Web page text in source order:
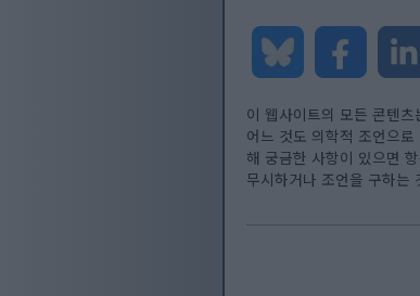
이 웹사이트의 모든 콘텐
어느 것도 의학적 조언으
해 궁금한 사항이 있으면
무시하거나 조언을 구하는